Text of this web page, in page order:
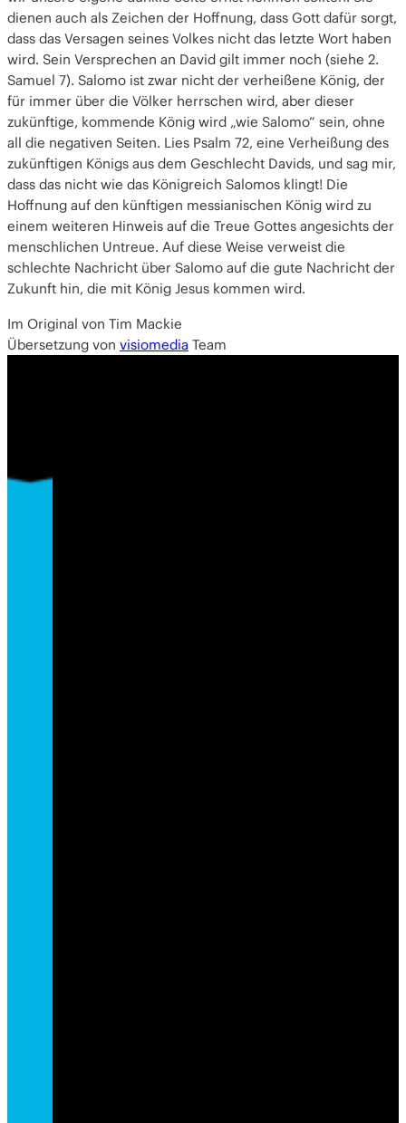
dienen auch als Zeichen der Hoffnung, dass Gott dafür sorgt,
dass das Versagen seines Volkes nicht das letzte Wort haben
wird. Sein Versprechen an David gilt immer noch (siehe 2.
Samuel 7). Salomo ist zwar nicht der verheißene König, der
für immer über die Völker herrschen wird, aber dieser
zukünftige, kommende König wird „wie Salomo“ sein, ohne
all die negativen Seiten. Lies Psalm 72, eine Verheißung des
zukünftigen Königs aus dem Geschlecht Davids, und sag mir,
dass das nicht wie das Königreich Salomos klingt! Die
Hoffnung auf den künftigen messianischen König wird zu
einem weiteren Hinweis auf die Treue Gottes angesichts der
menschlichen Untreue. Auf diese Weise verweist die
schlechte Nachricht über Salomo auf die gute Nachricht der
Zukunft hin, die mit König Jesus kommen wird.
Im Original von Tim Mackie
Übersetzung von visiomedia Team